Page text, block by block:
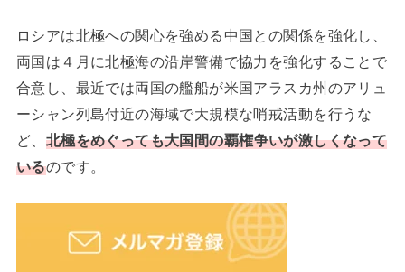
ロシアは北極への関心を強める中国との関係を強化し、
両国は４月に北極海の沿岸警備で協力を強化することで
合意し、最近では両国の艦船が米国アラスカ州のアリュ
ーシャン列島付近の海域で大規模な哨戒活動を行うな
ど、 北極をめぐっても大国間の覇権争いが激しくなって
いるのです。